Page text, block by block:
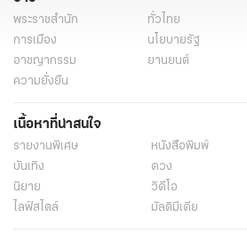
พระราชสำนัก ทั่วไทย
การเมือง
นโยบายรัฐ
อาชญากรรม
ยานยนต์
ความยั่งยืน
เนื้อหาที่น่าสนใจ
รายงานพิเศษ หนังสือพิมพ์
บันเทิง
ดวง
นิยาย
วิดีโอ
ไลฟ์สไตล์
มัลติมีเดีย